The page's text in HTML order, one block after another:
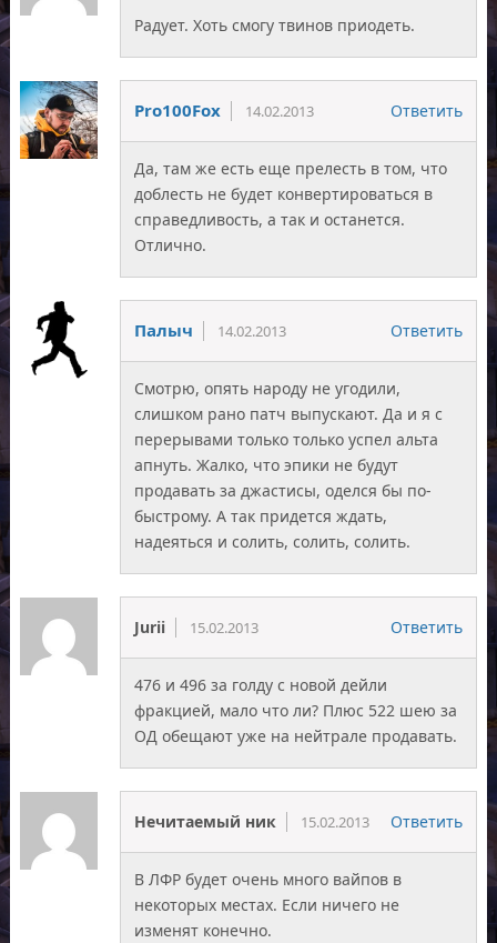
Радует. Хоть смогу твинов приодеть.
Pro100Fox 14.02.2013 Ответить
Да, там же есть еще прелесть в том, что
доблесть не будет конвертироваться в
справедливость, а так и останется.
Отлично.
Палыч 14.02.2013 Ответить
Смотрю, опять народу не угодили,
слишком рано патч выпускают. Да и я с
перерывами только только успел альта
апнуть. Жалко, что эпики не будут
продавать за джастисы, оделся бы по-
быстрому. А так придется ждать,
надеяться и солить, солить, солить.
Jurii 15.02.2013 Ответить
476 и 496 за голду с новой дейли
фракцией, мало что ли? Плюс 522 шею за
ОД обещают уже на нейтрале продавать.
Нечитаемый ник 15.02.2013 Ответить
В ЛФР будет очень много вайпов в
некоторых местах. Если ничего не
изменят конечно.